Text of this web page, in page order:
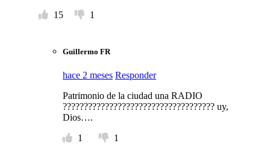
15
1
Guillermo FR
hace 2 meses Responder
Patrimonio de la ciudad una RADIO
???????????????????????????????????? uy,
Dios….
1
1